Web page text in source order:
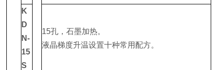
K
D
N-
15
S
15孔，石墨加热。
液晶梯度升温设置十种常用配方。